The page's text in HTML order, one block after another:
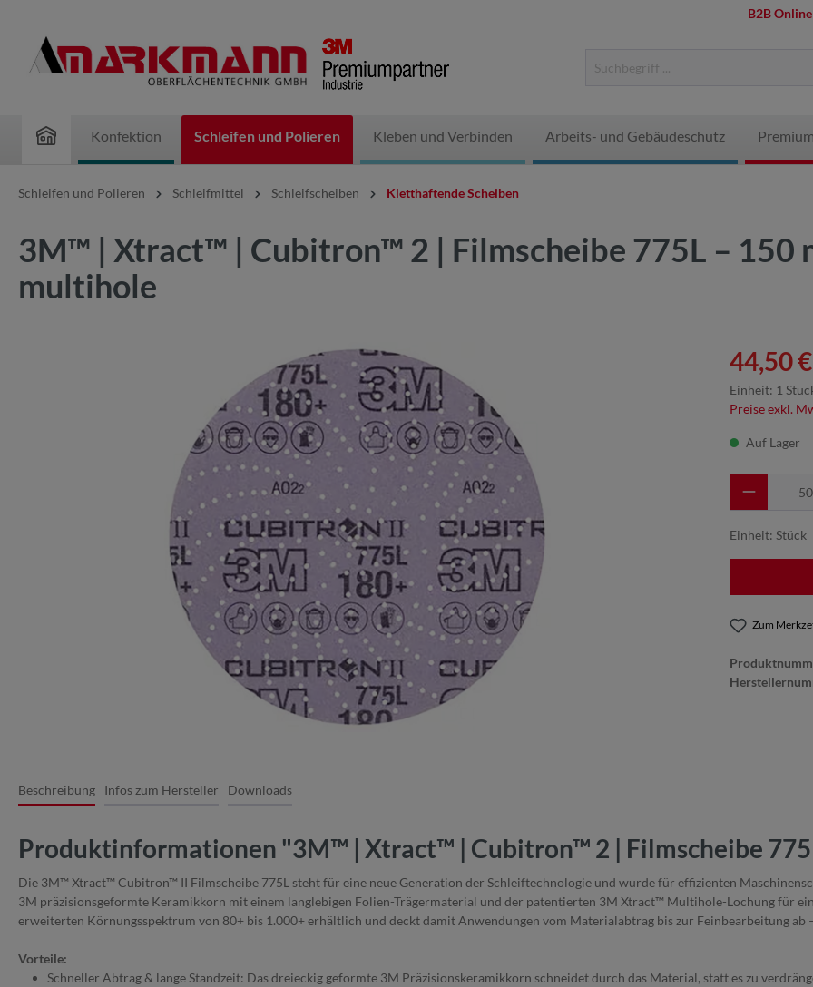
B2B
Konfektion Schleifen und Polieren Kleben und Verbinden Arbeits- und Gebäudeschutz
Schleifen und Polieren Schleifmittel Schleifscheiben Kletthaftende Scheiben
3M™ | Xtract™ | Cubitron™ 2 | Filmscheibe 775L – 150
multihole
44,50
Einheit: 1
Preise exkl.
Auf Lager
Einheit: Stück
Zum
Beschreibung Infos zum Hersteller Downloads
Produktinformationen "3M™ | Xtract™ | Cubitron™ 2 | Filmscheibe
Die 3M™ Xtract™ Cubitron™ II Filmscheibe 775L steht für eine neue Generation der Schleiftechnologie und wurde für effizienten
3M präzisionsgeformte Keramikkorn mit einem langlebigen Folien-Trägermaterial und der patentierten 3M Xtract™ Multihole-Lochung für
erweiterten Körnungsspektrum von 80+ bis 1.000+ erhältlich und deckt damit Anwendungen vom Materialabtrag bis zur Feinbearbeitung ab
Vorteile:
Schneller Abtrag & lange Standzeit: Das dreieckig geformte 3M Präzisionskeramikkorn schneidet durch das Material, statt es zu